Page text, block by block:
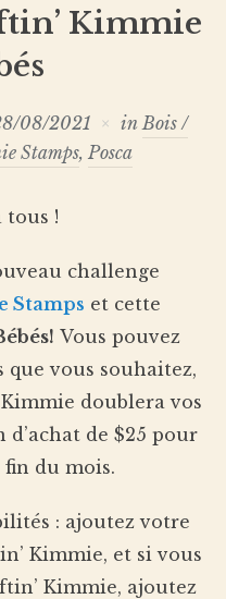
Kimmie
08/2021 inBois /
Stamps, Posca
tous !
challenge
Stamps et cette
Vous pouvez
vous souhaitez,
doublera vos
d’achat de $25 pour
fin du mois.
: ajoutez votre
Kimmie, et si vous
Kimmie, ajoutez